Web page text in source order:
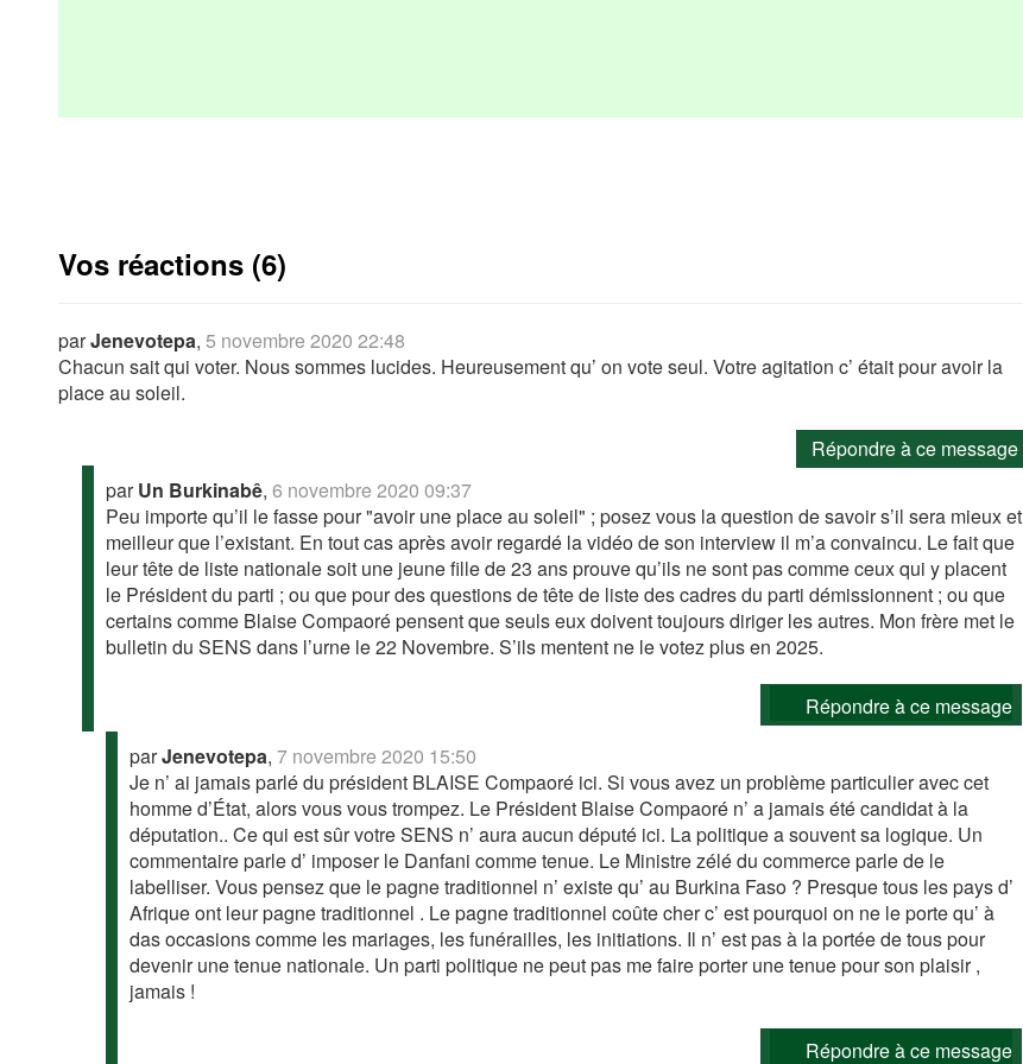
Vos réactions (6)
parJenevotepa, 5 novembre 2020 22:48
Chacun sait qui voter. Nous sommes lucides. Heureusement qu’ on vote seul. Votre agitation c’ était pour avoir la
place au soleil.
Répondre à ce message
parUn Burkinabê, 6 novembre 2020 09:37
Peu importe qu’il le fasse pour "avoir une place au soleil" ; posez vous la question de savoir s’il sera mieux et
meilleur que l’existant. En tout cas après avoir regardé la vidéo de son interview il m’a convaincu. Le fait que
leur tête de liste nationale soit une jeune fille de 23 ans prouve qu’ils ne sont pas comme ceux qui y placent
le Président du parti ; ou que pour des questions de tête de liste des cadres du parti démissionnent ; ou que
certains comme Blaise Compaoré pensent que seuls eux doivent toujours diriger les autres. Mon frère met le
bulletin du SENS dans l’urne le 22 Novembre. S’ils mentent ne le votez plus en 2025.
Répondre à ce message
parJenevotepa, 7 novembre 2020 15:50
Je n’ ai jamais parlé du président BLAISE Compaoré ici. Si vous avez un problème particulier avec cet
homme d’État, alors vous vous trompez. Le Président Blaise Compaoré n’ a jamais été candidat à la
députation.. Ce qui est sûr votre SENS n’ aura aucun député ici. La politique a souvent sa logique. Un
commentaire parle d’ imposer le Danfani comme tenue. Le Ministre zélé du commerce parle de le
labelliser. Vous pensez que le pagne traditionnel n’ existe qu’ au Burkina Faso ? Presque tous les pays d’
Afrique ont leur pagne traditionnel . Le pagne traditionnel coûte cher c’ est pourquoi on ne le porte qu’ à
das occasions comme les mariages, les funérailles, les initiations. Il n’ est pas à la portée de tous pour
devenir une tenue nationale. Un parti politique ne peut pas me faire porter une tenue pour son plaisir ,
jamais !
Répondre à ce message